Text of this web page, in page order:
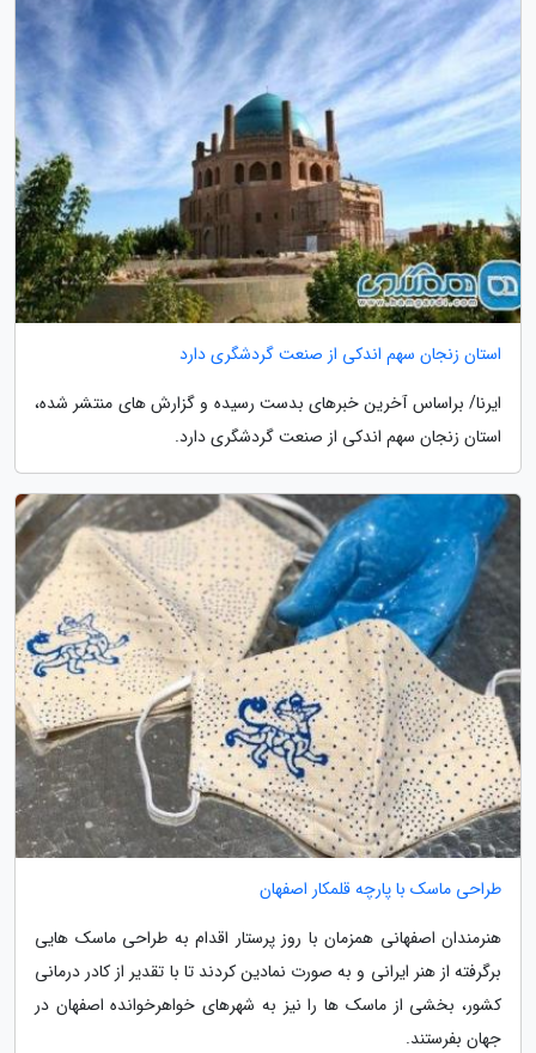
استان زنجان سهم اندکی از صنعت گردشگری دارد
ایرنا/ براساس آخرین خبرهای بدست رسیده و گزارش های منتشر شده،
استان زنجان سهم اندکی از صنعت گردشگری دارد.
طراحی ماسک با پارچه قلمکار اصفهان
هنرمندان اصفهانی همزمان با روز پرستار اقدام به طراحی ماسک هایی
برگرفته از هنر ایرانی و به صورت نمادین کردند تا با تقدیر از کادر درمانی
کشور، بخشی از ماسک ها را نیز به شهرهای خواهرخوانده اصفهان در
جهان بفرستند.